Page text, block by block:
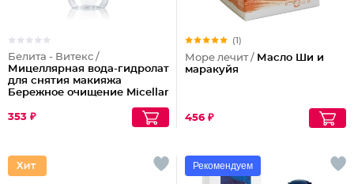
Белита - Витекс /
Мицеллярная вода-гидролат
для снятия макияжа
Бережное очищение Micellar
353 ₽
(1)
Море лечит / Масло Ши и
маракуйя
456 ₽
Рекомендуем